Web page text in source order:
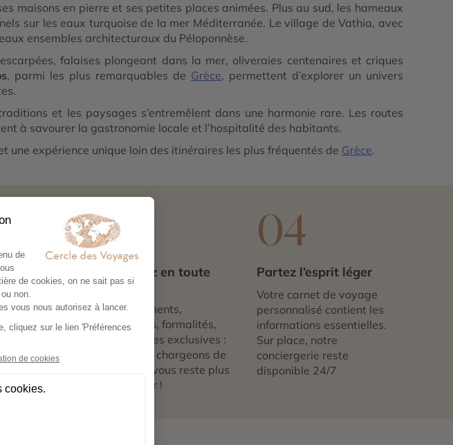
maisons en pierre et ses petites places animées. Plus au sud, les hameaux
sur les eaux turquoise de la mer Méditerranée. Le village de Vathia, avec
ensembles architecturaux du Péloponnèse.
falaises plongeant dans la mer, oliveraies centenaires et criques
, parmi les plus remarquables de Grèce, permettent d’explorer un univers
et les paysages s’entremêlent dans une harmonie rare. Les routes
à savourer la gastronomie locale et l’hospitalité des habitants.
expérience unique loin des itinéraires les plus fréquentés de Grèce.
votre
un
pour
à votre
à vos
03
Réservez en toute
sérénité
Hébergements,
transports, formalités,
expériences exclusives :
nous nous chargeons de
tout. Il ne vous reste plus
qu’à partir !
04
Partez l’esprit léger
Votre carnet de voyage
personnalisé contient les
informations essentielles.
Sur place, notre
conciergerie reste
disponible 24/7